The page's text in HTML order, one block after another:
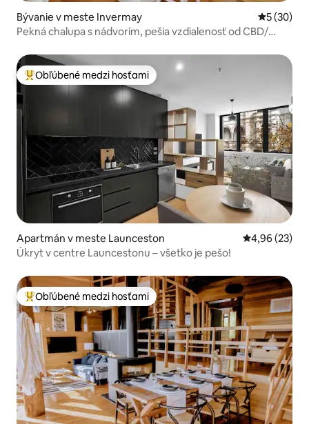
Bývanie v meste Invermay
5 (30)
Pekná chalupa s nádvorím, pešia vzdialenosť od CBD/
Najobľúbenejšie medzi hosťami
Obľúbené medzi hosťami
Apartmán v meste Launceston Priemerné
4,96 (23)
Úkryt v centre Launcestonu – všetko je pešo!
Najobľúbenejšie medzi hosťami
Obľúbené medzi hosťami